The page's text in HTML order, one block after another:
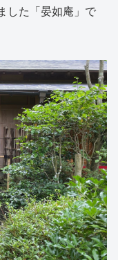
した「晏如庵」で